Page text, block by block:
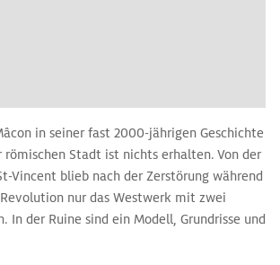
in seiner fast 2000-jährigen Geschichte
römischen Stadt ist nichts erhalten. Von der
Vincent blieb nach der Zerstörung während
nur das Westwerk mit zwei
In der Ruine sind ein Modell, Grundrisse und